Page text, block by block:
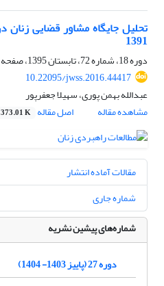
1391
دوره 18، شماره 72، تابستان 1395، صفحه
10.22095/jwss.2016.44417
عبدالله بهمن پوری، سهیلا جعفرپور
مشاهده مقاله
اصل مقاله 373.01 K
مقالات آماده انتشار
شماره جاری
شماره‌های پیشین نشریه
دوره 27 (پاییز 1403- 1404)